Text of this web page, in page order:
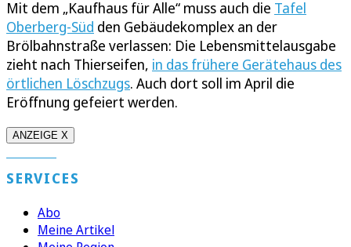
Mit dem „Kaufhaus für Alle“ muss auch die Tafel
Oberberg-Süd den Gebäudekomplex an der
Brölbahnstraße verlassen: Die Lebensmittelausgabe
zieht nach Thierseifen, in das frühere Gerätehaus des
örtlichen Löschzugs. Auch dort soll im April die
Eröffnung gefeiert werden.
ANZEIGE X
SERVICES
Abo
Meine Artikel